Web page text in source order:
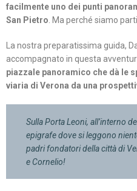
facilmente uno dei punti
San Pietro. Ma perché siamo
La nostra preparatissima guida,
accompagnato in questa
piazzale panoramico che dà le
viaria di Verona da una
Sulla Porta Leoni, all’interno
epigrafe dove si leggono
padri fondatori della città di
e Cornelio!